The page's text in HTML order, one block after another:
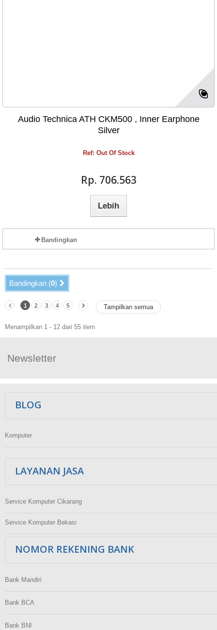
Audio Technica ATH CKM500 , Inner Earphone
Silver
Ref: Out Of Stock
Rp‎. 706.563
Lebih
Bandingkan
Bandingkan (0)
Tampilkan semua
1 2 3 4 5
Menampilkan 1 - 12 dari 55 item
Newsletter
BLOG
Komputer
LAYANAN JASA
Service Komputer Cikarang
Service Komputer Bekasi
NOMOR REKENING BANK
Bank Mandiri
Bank BCA
Bank BNI